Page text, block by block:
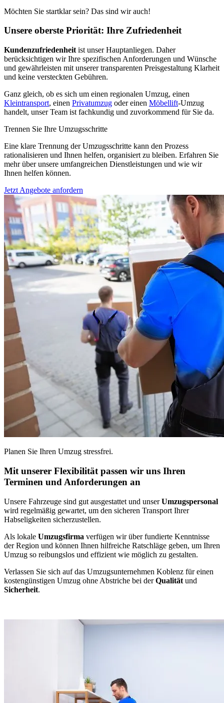
Möchten Sie startklar sein? Das sind wir auch!
Unsere oberste Priorität: Ihre Zufriedenheit
Kundenzufriedenheit ist unser Hauptanliegen. Daher
berücksichtigen wir Ihre spezifischen Anforderungen und Wünsche
und gewährleisten mit unserer transparenten Preisgestaltung Klarheit
und keine versteckten Gebühren.
Ganz gleich, ob es sich um einen regionalen Umzug, einen
Kleintransport, einen Privatumzug oder einen Möbellift-Umzug
handelt, unser Team ist fachkundig und zuvorkommend für Sie da.
Trennen Sie Ihre Umzugsschritte
Eine klare Trennung der Umzugsschritte kann den Prozess
rationalisieren und Ihnen helfen, organisiert zu bleiben. Erfahren Sie
mehr über unsere umfangreichen Dienstleistungen und wie wir
Ihnen helfen können.
Jetzt Angebote anfordern
Planen Sie Ihren Umzug stressfrei.
Mit unserer Flexibilität passen wir uns Ihren
Terminen und Anforderungen an
Unsere Fahrzeuge sind gut ausgestattet und unserUmzugspersonal
wird regelmäßig gewartet, um den sicheren Transport Ihrer
Habseligkeiten sicherzustellen.
Als lokale Umzugsfirma verfügen wir über fundierte Kenntnisse
der Region und können Ihnen hilfreiche Ratschläge geben, um Ihren
Umzug so reibungslos und effizient wie möglich zu gestalten.
Verlassen Sie sich auf das Umzugsunternehmen Koblenz für einen
kostengünstigen Umzug ohne Abstriche bei derQualität und
Sicherheit.